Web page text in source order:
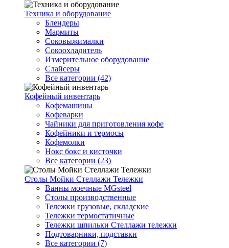
Техника и оборудование
Блендеры
Мармиты
Соковыжималки
Сокоохладитель
Измерительное оборудование
Слайсеры
Все категории (42)
Кофейный инвентарь
Кофемашины
Кофеварки
Чайники для приготовления кофе
Кофейники и термосы
Кофемолки
Нокс бокс и кисточки
Все категории (23)
Столы Мойки Стеллажи Тележки
Ванны моечные MGsteel
Столы производственные
Тележки грузовые, складские
Тележки термостатичные
Тележки шпильки Стеллажи тележки
Подтоварники, подставки
Все категории (7)